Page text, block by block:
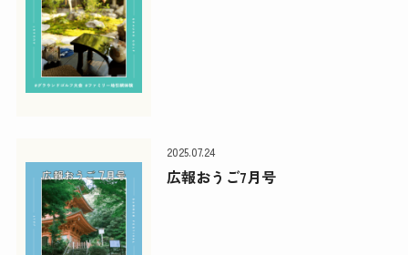
広報おうご7月号
2025.07.24